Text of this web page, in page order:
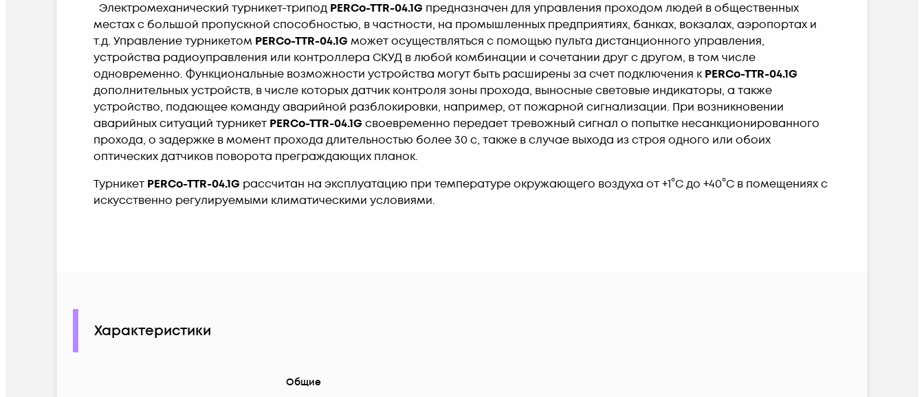
Электромеханический турникет-трипод PERCo-TTR-04.1G предназначен для управления проходом людей в общественных
местах с большой пропускной способностью, в частности, на промышленных предприятиях, банках, вокзалах, аэропортах и
т.д. Управление турникетом PERCo-TTR-04.1Gможет осуществляться с помощью пульта дистанционного управления,
устройства радиоуправления или контроллера СКУД в любой комбинации и сочетании друг с другом, в том числе
одновременно. Функциональные возможности устройства могут быть расширены за счет подключения кPERCo-TTR-04.1G
дополнительных устройств, в числе которых датчик контроля зоны прохода, выносные световые индикаторы, а также
устройство, подающее команду аварийной разблокировки, например, от пожарной сигнализации. При возникновении
аварийных ситуаций турникет PERCo-TTR-04.1Gсвоевременно передает тревожный сигнал о попытке несанкционированного
прохода, о задержке в момент прохода длительностью более 30 с, также в случае выхода из строя одного или обоих
оптических датчиков поворота преграждающих планок.
Турникет PERCo-TTR-04.1G рассчитан на эксплуатацию при температуре окружающего воздуха от +1°С до +40°С в помещениях с
искусственно регулируемыми климатическими условиями.
Характеристики
Общие